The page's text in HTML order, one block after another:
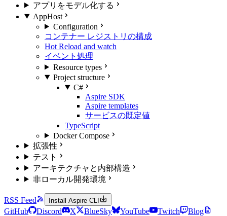
アプリをモデル化する
AppHost
Configuration
コンテナー レジストリの構成
Hot Reload and watch
イベント処理
Resource types
Project structure
C#
Aspire SDK
Aspire templates
サービスの既定値
TypeScript
Docker Compose
拡張性
テスト
アーキテクチャと内部構造
非ローカル開発環境
RSS Feed Install Aspire CLI
GitHub Discord X BlueSky YouTube Twitch
Blog